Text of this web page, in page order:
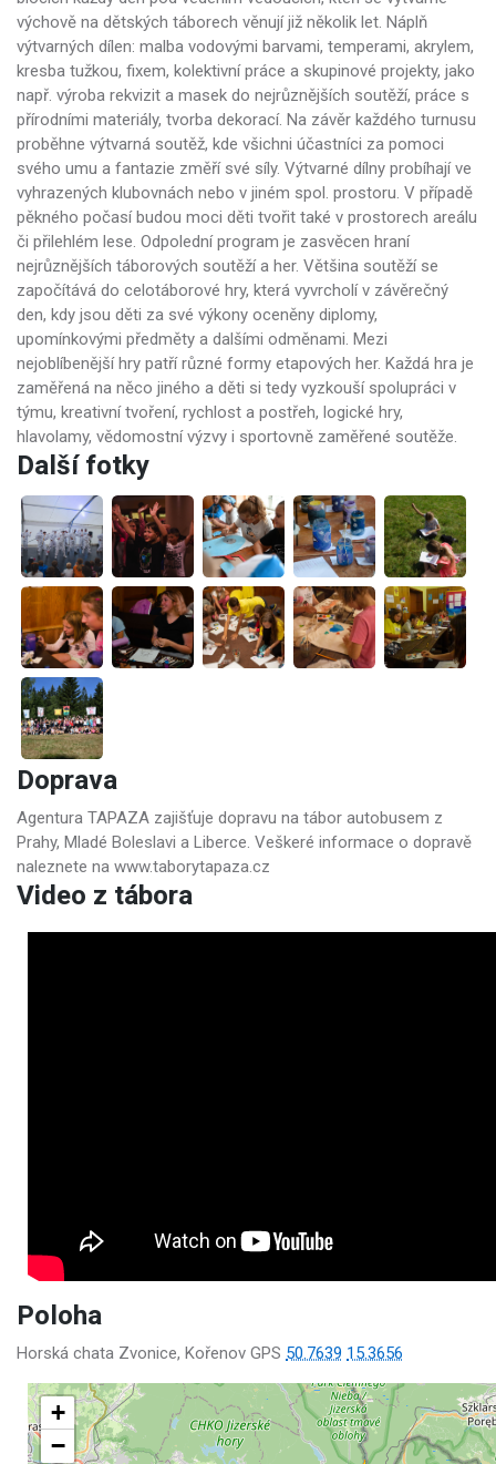
výchově na dětských táborech věnují již několik let. Náplň
výtvarných dílen: malba vodovými barvami, temperami, akrylem,
kresba tužkou, fixem, kolektivní práce a skupinové projekty, jako
např. výroba rekvizit a masek do nejrůznějších soutěží, práce s
přírodními materiály, tvorba dekorací. Na závěr každého turnusu
proběhne výtvarná soutěž, kde všichni účastníci za pomoci
svého umu a fantazie změří své síly. Výtvarné dílny probíhají ve
vyhrazených klubovnách nebo v jiném spol. prostoru. V případě
pěkného počasí budou moci děti tvořit také v prostorech areálu
či přilehlém lese. Odpolední program je zasvěcen hraní
nejrůznějších táborových soutěží a her. Většina soutěží se
započítává do celotáborové hry, která vyvrcholí v závěrečný
den, kdy jsou děti za své výkony oceněny diplomy,
upomínkovými předměty a dalšími odměnami. Mezi
nejoblíbenější hry patří různé formy etapových her. Každá hra je
zaměřená na něco jiného a děti si tedy vyzkouší spolupráci v
týmu, kreativní tvoření, rychlost a postřeh, logické hry,
hlavolamy, vědomostní výzvy i sportovně zaměřené soutěže.
Další fotky
Doprava
Agentura TAPAZA zajišťuje dopravu na tábor autobusem z
Prahy, Mladé Boleslavi a Liberce. Veškeré informace o dopravě
naleznete na www.taborytapaza.cz
Video z tábora
Poloha
Horská chata Zvonice, Kořenov GPS 50.7639 15.3656
+
−